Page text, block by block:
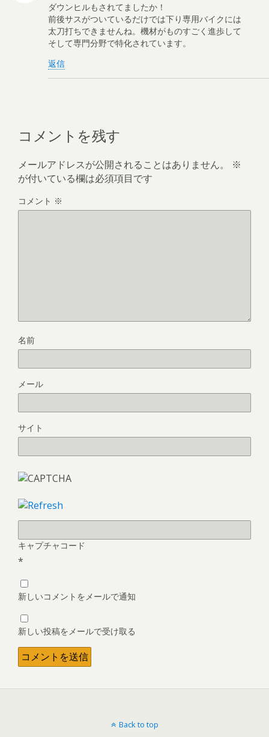
ダウンヒルもされてましたか！
前後サスがついているだけでは下り専用バイクには
太刀打ちできませんね。機材がものすごく進歩して
そして専門分野で特化されています。
返信
コメントを残す
メールアドレスが公開されることはありません。
※
が付いている欄は必須項目です
コメント ※
名前
メール
サイト
キャプチャコード
*
新しいコメントをメールで通知
新しい投稿をメールで受け取る
Back to top